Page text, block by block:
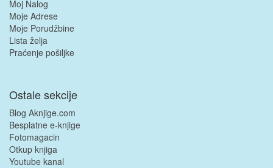
Moj Nalog
Moje Adrese
Moje Porudžbine
Lista želja
Praćenje pošiljke
Ostale sekcije
Blog Aknjige.com
Besplatne e-knjige
Fotomagacin
Otkup knjiga
Youtube kanal